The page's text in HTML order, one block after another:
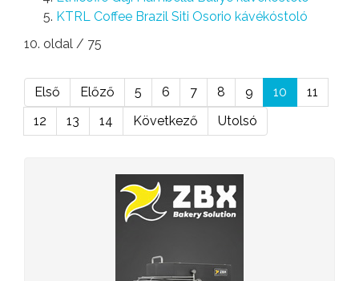
KTRL Coffee Brazil Siti Osorio kávékóstoló
10. oldal / 75
Első Előző 5 6 7 8 9 10
11
12
13 14 Következő Utolsó